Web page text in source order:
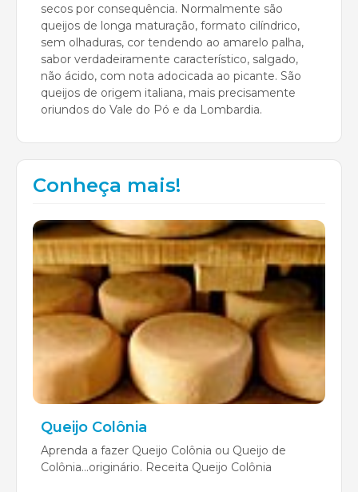
secos por consequência. Normalmente são
queijos de longa maturação, formato cilíndrico,
sem olhaduras, cor tendendo ao amarelo palha,
sabor verdadeiramente característico, salgado,
não ácido, com nota adocicada ao picante. São
queijos de origem italiana, mais precisamente
oriundos do Vale do Pó e da Lombardia.
Conheça mais!
Queijo Colônia
Aprenda a fazer Queijo Colônia ou Queijo de
Colônia...originário. Receita Queijo Colônia